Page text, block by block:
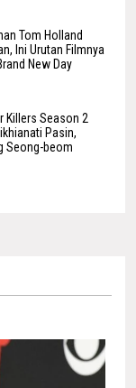
Tom Holland
Ini Urutan Filmnya
New Day
Killers Season 2
Pasin,
Seong-beom